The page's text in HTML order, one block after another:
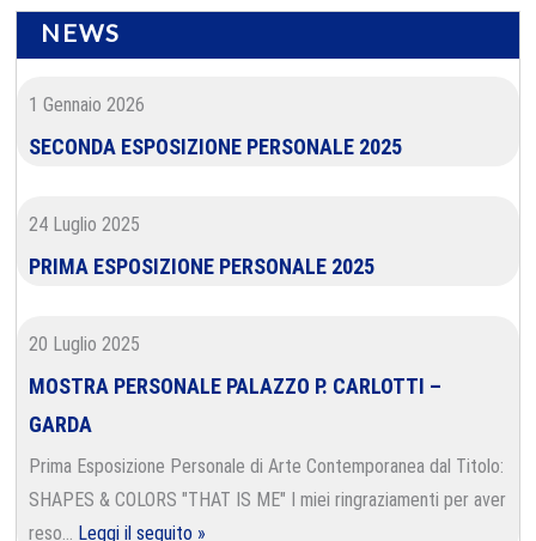
NEWS
1 Gennaio 2026
SECONDA ESPOSIZIONE PERSONALE 2025
24 Luglio 2025
PRIMA ESPOSIZIONE PERSONALE 2025
20 Luglio 2025
MOSTRA PERSONALE PALAZZO P. CARLOTTI –
GARDA
Prima Esposizione Personale di Arte Contemporanea dal Titolo:
SHAPES & COLORS "THAT IS ME" I miei ringraziamenti per aver
reso… Leggi il seguito »